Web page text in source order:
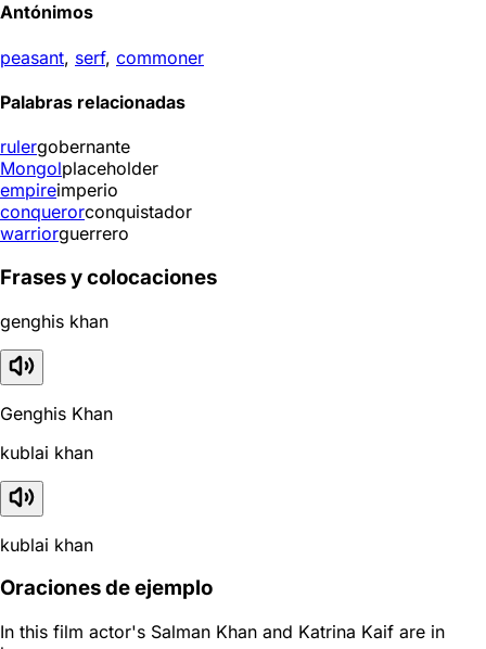
Antónimos
peasant, serf, commoner
Palabras relacionadas
rulergobernante
Mongolplaceholder
empireimperio
conquerorconquistador
warriorguerrero
Frases y colocaciones
genghis khan
Genghis Khan
kublai khan
kublai khan
Oraciones de ejemplo
In this film actor's Salman Khan and Katrina Kaif are in